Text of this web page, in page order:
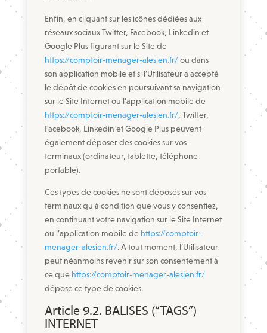
Enfin, en cliquant sur les icônes dédiées aux
réseaux sociaux Twitter, Facebook, Linkedin et
Google Plus figurant sur le Site de
https://comptoir-menager-alesien.fr/ou dans
son application mobile et si l’Utilisateur a accepté
le dépôt de cookies en poursuivant sa navigation
sur le Site Internet ou l’application mobile de
https://comptoir-menager-alesien.fr/, Twitter,
Facebook, Linkedin et Google Plus peuvent
également déposer des cookies sur vos
terminaux (ordinateur, tablette, téléphone
portable).
Ces types de cookies ne sont déposés sur vos
terminaux qu’à condition que vous y consentiez,
en continuant votre navigation sur le Site Internet
ou l’application mobile de https://comptoir-
menager-alesien.fr/. À tout moment, l’Utilisateur
peut néanmoins revenir sur son consentement à
ce que https://comptoir-menager-alesien.fr/
dépose ce type de cookies.
Article 9.2. BALISES (“TAGS”)
INTERNET